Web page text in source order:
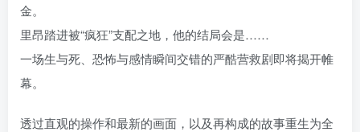
金。
里昂踏进被“疯狂”支配之地，他的结局会是……
一场生与死、恐怖与感情瞬间交错的严酷营救剧即将揭开帷
幕。
透过直观的操作和最新的画面，以及再构成的故事重生为全